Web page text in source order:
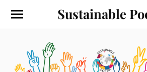
Sustainable